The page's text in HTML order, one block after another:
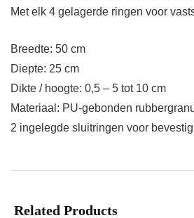
Met elk 4 gelagerde ringen voor
Breedte: 50 cm
Diepte: 25 cm
Dikte / hoogte: 0,5 – 5 tot 10 cm
Materiaal: PU-gebonden
2 ingelegde sluitringen voor
Related Products